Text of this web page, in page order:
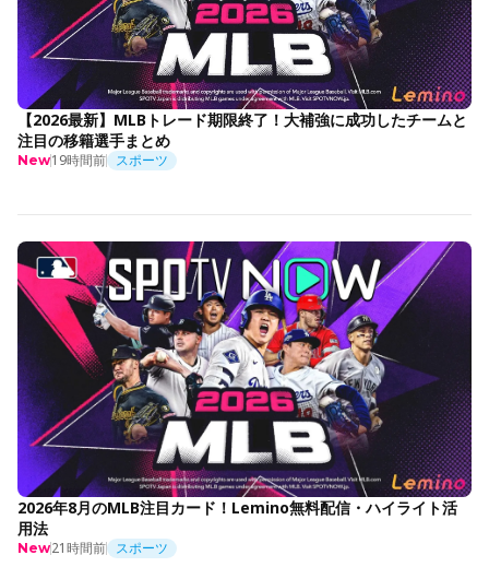
【2026最新】MLBトレード期限終了！大補強に成功したチームと
注目の移籍選手まとめ
New19時間前 スポーツ
2026年8月のMLB注目カード！Lemino無料配信・ハイライト活
用法
New21時間前 スポーツ